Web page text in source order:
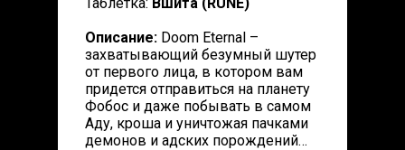
Описание: Doom Eternal –
захватывающий безумный шутер
от первого лица, в котором вам
придется отправиться на планету
Фобос и даже побывать в самом
Аду, кроша и уничтожая пачками
демонов и адских порождений…